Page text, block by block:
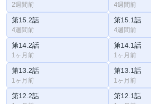
2週間前 4週間前
第15.2話
4週間前
第15.1話
4週間前
第14.2話
1ヶ月前
第14.1話
1ヶ月前
第13.2話
1ヶ月前
第13.1話
1ヶ月前
第12.2話 第12.1話